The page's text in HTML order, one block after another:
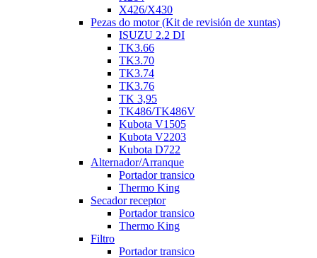
X426/X430
Pezas do motor (Kit de revisión de xuntas)
ISUZU 2.2 DI
TK3.66
TK3.70
TK3.74
TK3.76
TK 3,95
TK486/TK486V
Kubota V1505
Kubota V2203
Kubota D722
Alternador/Arranque
Portador transico
Thermo King
Secador receptor
Portador transico
Thermo King
Filtro
Portador transico